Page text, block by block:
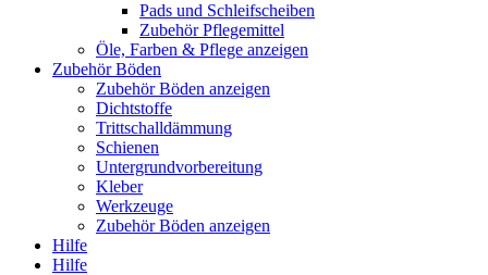
Pads und Schleifscheiben
Zubehör Pflegemittel
Öle, Farben & Pflege anzeigen
Zubehör Böden
Zubehör Böden anzeigen
Dichtstoffe
Trittschalldämmung
Schienen
Untergrundvorbereitung
Kleber
Werkzeuge
Zubehör Böden anzeigen
Hilfe
Hilfe